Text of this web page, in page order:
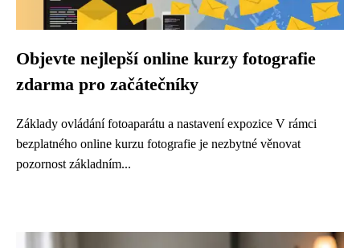
Objevte nejlepší online kurzy fotografie
zdarma pro začátečníky
Základy ovládání fotoaparátu a nastavení expozice V rámci
bezplatného online kurzu fotografie je nezbytné věnovat
pozornost základním...